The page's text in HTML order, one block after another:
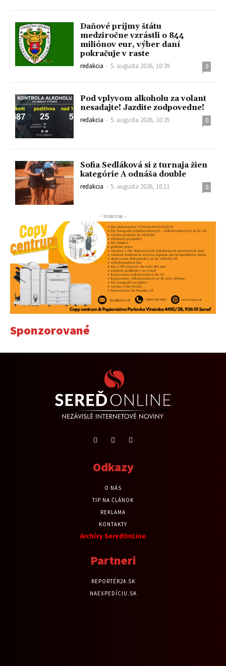
Daňové príjmy štátu
medziročne vzrástli o 844
miliónov eur, výber daní
pokračuje v raste
redakcia - 5. augusta 2026, 10:39 0
Pod vplyvom alkoholu za volant
nesadajte! Jazdite zodpovedne!
redakcia - 5. augusta 2026, 10:35 0
Sofia Sedláková si z turnaja žien
kategórie A odnáša double
redakcia - 5. augusta 2026, 10:11 0
- Inzercia -
Sponzorované
Odkazy
O NÁS
TIP NA ČLÁNOK
REKLAMA
KONTAKTY
Archívy SeredOnLine
Partneri
REPORTÉR24.SK
NAEXPEDÍCIU.SK